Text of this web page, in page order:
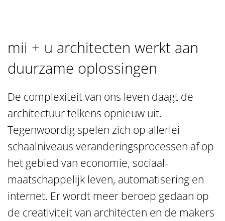
mii + u architecten werkt aan
duurzame oplossingen
De complexiteit van ons leven daagt de
architectuur telkens opnieuw uit.
Tegenwoordig spelen zich op allerlei
schaalniveaus veranderingsprocessen af op
het gebied van economie, sociaal-
maatschappelijk leven, automatisering en
internet. Er wordt meer beroep gedaan op
de creativiteit van architecten en de makers